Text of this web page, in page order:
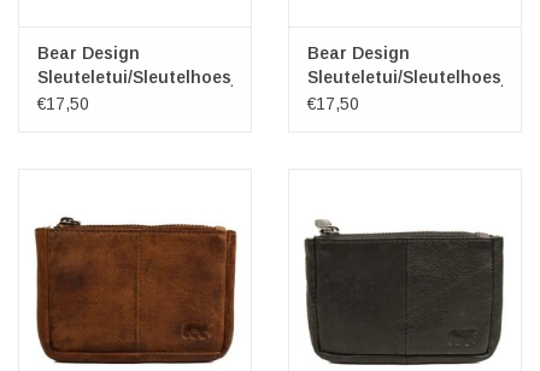
Bear Design
Sleuteletui/Sleutelhoesje
"Lyla" bruin
€17,50
Bear Design
Sleuteletui/Sleutelhoesje
"Lyla" taupe
€17,50